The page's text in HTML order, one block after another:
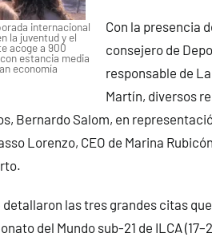
internacional
la juventud y el
acoge a 900
estancia media
economía
Con la presencia
consejero de
responsable de
Martín, diversos
Bernardo Salom, en
Lorenzo, CEO de Marina
las tres grandes citas
del Mundo sub-21 de ILCA